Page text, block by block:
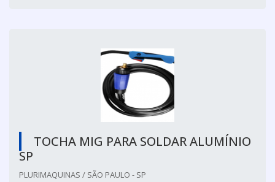
TOCHA MIG PARA SOLDAR ALUMÍNIO
SP
PLURIMAQUINAS / SÃO PAULO - SP